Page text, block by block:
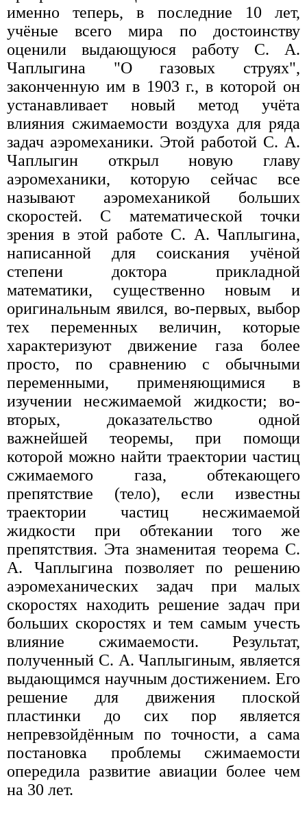
именно теперь, в последние 10 лет,
учёные всего мира по достоинству
оценили выдающуюся работу С. А.
Чаплыгина "О газовых струях",
законченную им в 1903 г., в которой он
устанавливает новый метод учёта
влияния сжимаемости воздуха для ряда
задач аэромеханики. Этой работой С. А.
Чаплыгин открыл новую главу
аэромеханики, которую сейчас все
называют аэромеханикой больших
скоростей. С математической точки
зрения в этой работе С. А. Чаплыгина,
написанной для соискания учёной
степени доктора прикладной
математики, существенно новым и
оригинальным явился, во-первых, выбор
тех переменных величин, которые
характеризуют движение газа более
просто, по сравнению с обычными
переменными, применяющимися в
изучении несжимаемой жидкости; во-
вторых, доказательство одной
важнейшей теоремы, при помощи
которой можно найти траектории частиц
сжимаемого газа, обтекающего
препятствие (тело), если известны
траектории частиц несжимаемой
жидкости при обтекании того же
препятствия. Эта знаменитая теорема С.
А. Чаплыгина позволяет по решению
аэромеханических задач при малых
скоростях находить решение задач при
больших скоростях и тем самым учесть
влияние сжимаемости. Результат,
полученный С. А. Чаплыгиным, является
выдающимся научным достижением. Его
решение для движения плоской
пластинки до сих пор является
непревзойдённым по точности, а сама
постановка проблемы сжимаемости
опередила развитие авиации более чем
на 30 лет.